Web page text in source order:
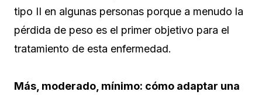
tipo II en algunas personas porque a menudo la
pérdida de peso es el primer objetivo para el
tratamiento de esta enfermedad.
Más, moderado, mínimo: cómo adaptar una